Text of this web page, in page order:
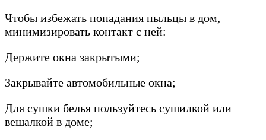
Чтобы избежать попадания пыльцы в дом,
минимизировать контакт с ней:
Держите окна закрытыми;
Закрывайте автомобильные окна;
Для сушки белья пользуйтесь сушилкой или
вешалкой в доме;